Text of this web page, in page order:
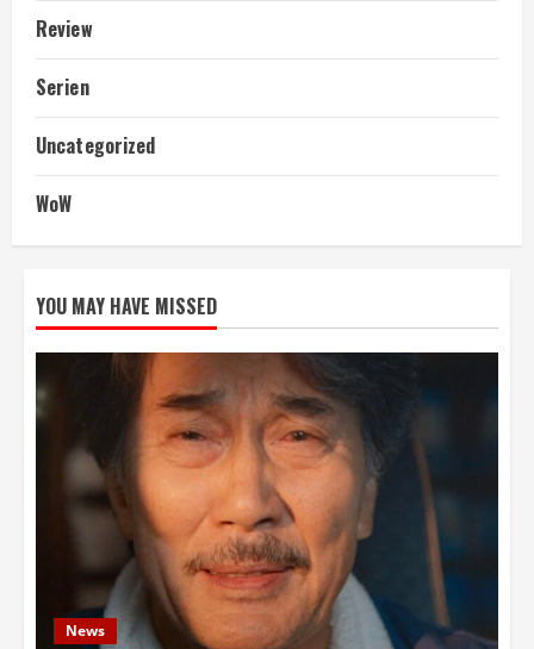
Review
Serien
Uncategorized
WoW
YOU MAY HAVE MISSED
News